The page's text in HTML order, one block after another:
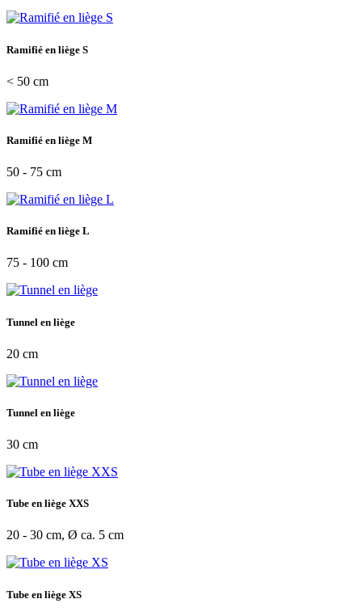
Ramifié en liège S
< 50 cm
Ramifié en liège M
50 - 75 cm
Ramifié en liège L
75 - 100 cm
Tunnel en liège
20 cm
Tunnel en liège
30 cm
Tube en liège XXS
20 - 30 cm, Ø ca. 5 cm
Tube en liège XS